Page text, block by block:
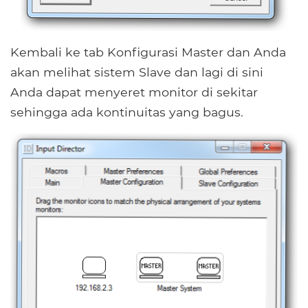
Kembali ke tab Konfigurasi Master dan Anda
akan melihat sistem Slave dan lagi di sini
Anda dapat menyeret monitor di sekitar
sehingga ada kontinuitas yang bagus.